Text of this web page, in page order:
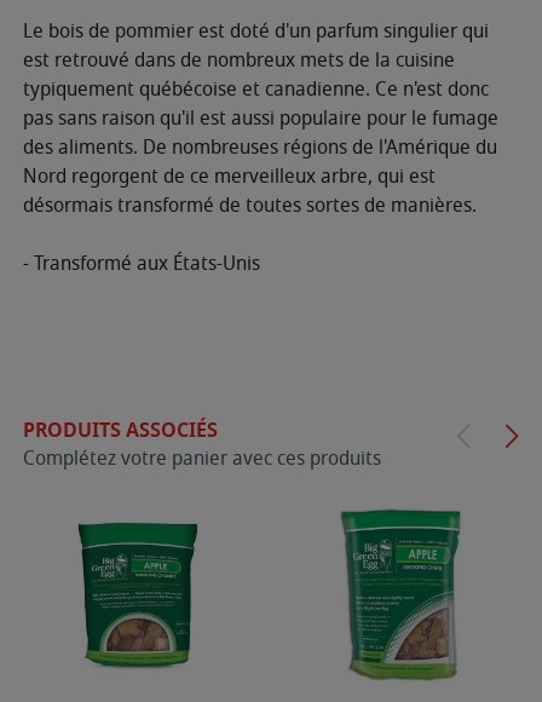
Le bois de pommier est doté d'un parfum singulier qui
est retrouvé dans de nombreux mets de la cuisine
typiquement québécoise et canadienne. Ce n'est donc
pas sans raison qu'il est aussi populaire pour le fumage
des aliments. De nombreuses régions de l'Amérique du
Nord regorgent de ce merveilleux arbre, qui est
désormais transformé de toutes sortes de manières.
- Transformé aux États-Unis
PRODUITS ASSOCIÉS
Complétez votre panier avec ces produits